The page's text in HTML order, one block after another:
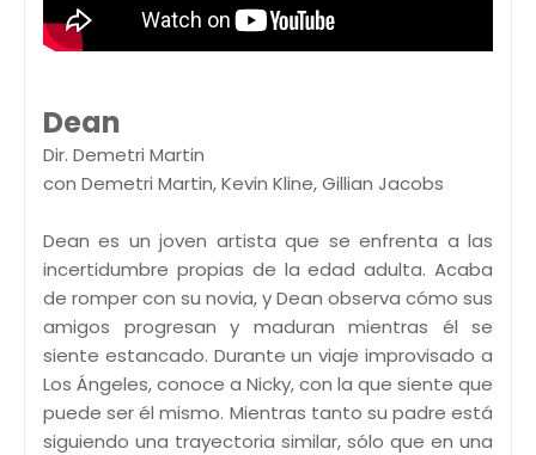
Dean
Dir. Demetri Martin
con Demetri Martin, Kevin Kline, Gillian Jacobs
Dean es un joven artista que se enfrenta a las
incertidumbre propias de la edad adulta. Acaba
de romper con su novia, y Dean observa cómo sus
amigos progresan y maduran mientras él se
siente estancado. Durante un viaje improvisado a
Los Ángeles, conoce a Nicky, con la que siente que
puede ser él mismo. Mientras tanto su padre está
siguiendo una trayectoria similar, sólo que en una